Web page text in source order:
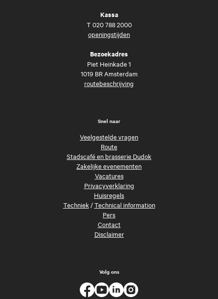
Kassa
T 020 788 2000
openingstijden
Bezoekadres
Piet Heinkade 1
1019 BR Amsterdam
routebeschrijving
Snel naar
Veelgestelde vragen
Route
Stadscafé en brasserie Dudok
Zakelijke evenementen
Vacatures
Privacyverklaring
Huisregels
Techniek/Technical information
Pers
Contact
Disclaimer
Volg ons